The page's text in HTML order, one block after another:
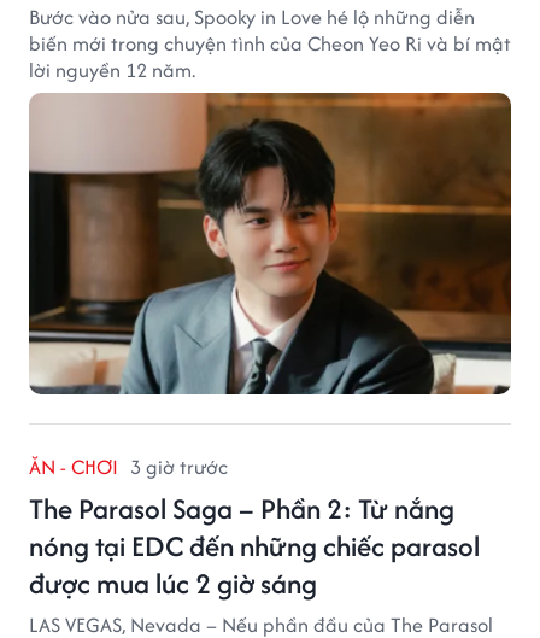
Bước vào nửa sau, Spooky in Love hé lộ những diễn
biến mới trong chuyện tình của Cheon Yeo Ri và bí mật
lời nguyền 12 năm.
ĂN - CHƠI 3 giờ trước
The Parasol Saga – Phần 2: Từ nắng
nóng tại EDC đến những chiếc parasol
được mua lúc 2 giờ sáng
LAS VEGAS, Nevada – Nếu phần đầu của The Parasol